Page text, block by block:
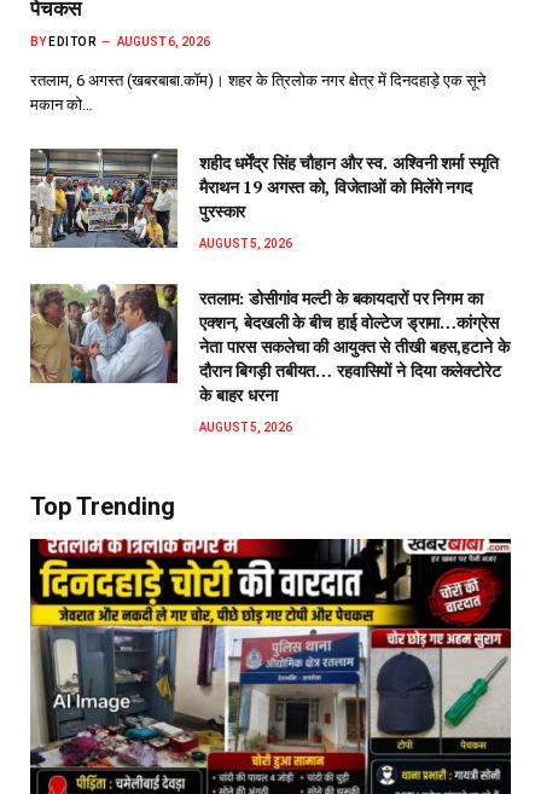
पेचकस
BY EDITOR AUGUST 6, 2026
रतलाम, 6 अगस्त (खबरबाबा.कॉम)। शहर के त्रिलोक नगर क्षेत्र में दिनदहाड़े एक सूने
मकान को…
शहीद धर्मेंद्र सिंह चौहान और स्व. अश्विनी शर्मा स्मृति
मैराथन 19 अगस्त को, विजेताओं को मिलेंगे नगद
पुरस्कार
AUGUST 5, 2026
रतलाम: डोसीगांव मल्टी के बकायदारों पर निगम का
एक्शन, बेदखली के बीच हाई वोल्टेज ड्रामा…कांग्रेस
नेता पारस सकलेचा की आयुक्त से तीखी बहस,हटाने के
दौरान बिगड़ी तबीयत… रहवासियों ने दिया कलेक्टोरेट
के बाहर धरना
AUGUST 5, 2026
Top Trending